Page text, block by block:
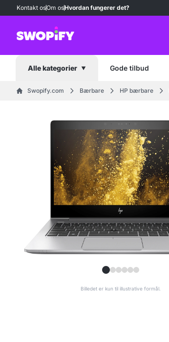
Kontakt osOm osHvordan fungerer det?
Alle kategorier Gode tilbud
Swopify.com Bærbare HP bærbare
Billedet er kun til illustrative formål.